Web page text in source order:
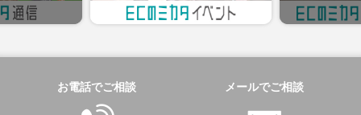
お電話でご相談 メールでご相談